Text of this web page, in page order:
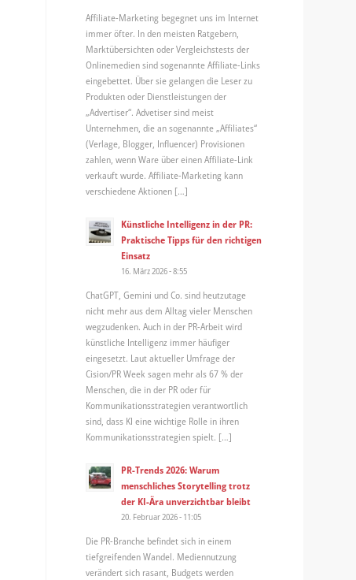
Affiliate-Marketing begegnet uns im Internet
immer öfter. In den meisten Ratgebern,
Marktübersichten oder Vergleichstests der
Onlinemedien sind sogenannte Affiliate-Links
eingebettet. Über sie gelangen die Leser zu
Produkten oder Dienstleistungen der
„Advertiser“. Advetiser sind meist
Unternehmen, die an sogenannte „Affiliates“
(Verlage, Blogger, Influencer) Provisionen
zahlen, wenn Ware über einen Affiliate-Link
verkauft wurde. Affiliate-Marketing kann
verschiedene Aktionen […]
Künstliche Intelligenz in der PR:
Praktische Tipps für den richtigen
Einsatz
16. März 2026 - 8:55
ChatGPT, Gemini und Co. sind heutzutage
nicht mehr aus dem Alltag vieler Menschen
wegzudenken. Auch in der PR-Arbeit wird
künstliche Intelligenz immer häufiger
eingesetzt. Laut aktueller Umfrage der
Cision/PR Week sagen mehr als 67 % der
Menschen, die in der PR oder für
Kommunikationsstrategien verantwortlich
sind, dass KI eine wichtige Rolle in ihren
Kommunikationsstrategien spielt. […]
PR-Trends 2026: Warum
menschliches Storytelling trotz
der KI-Ära unverzichtbar bleibt
20. Februar 2026 - 11:05
Die PR-Branche befindet sich in einem
tiefgreifenden Wandel. Mediennutzung
verändert sich rasant, Budgets werden